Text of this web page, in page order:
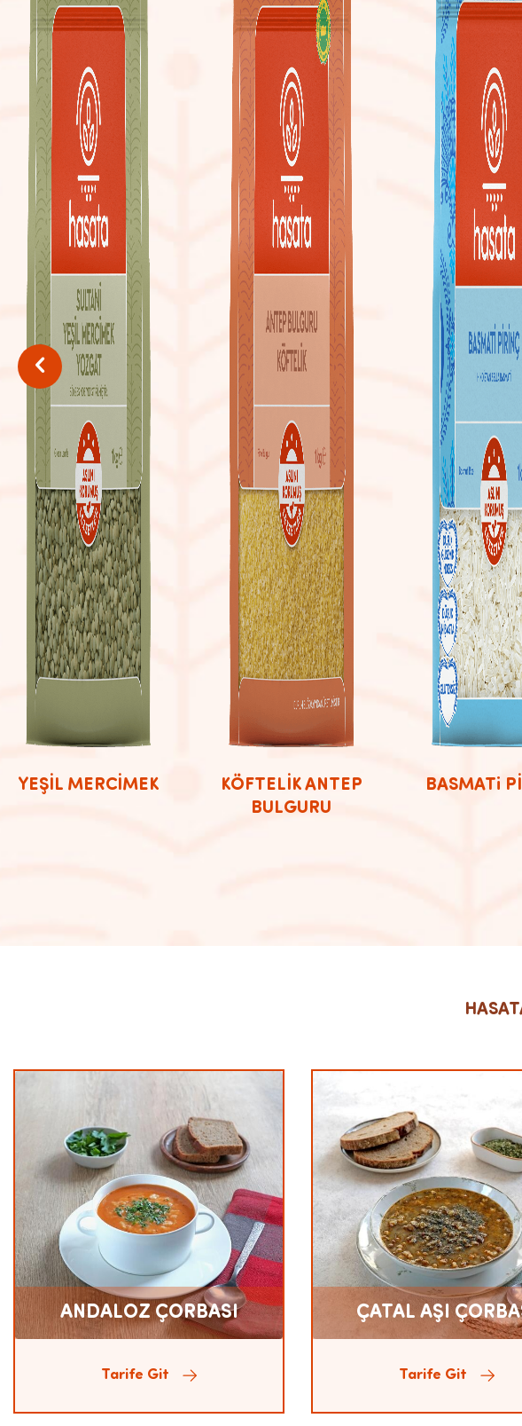
YEŞİL MERCİMEK
KÖFTELİK ANTEP
BULGURU
BASMATi
ANDALOZ ÇORBASI
Tarife Git
ÇATAL AŞI
Tarife Git